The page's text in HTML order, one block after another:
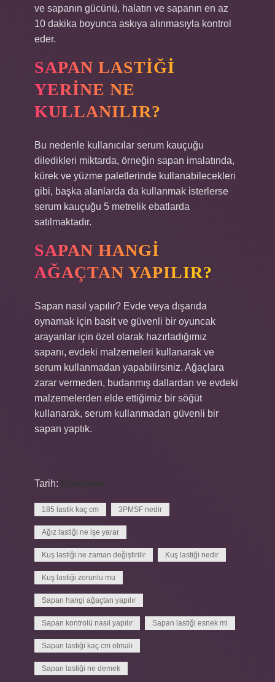
ve sapanın gücünü, halatın ve sapanın en az
10 dakika boyunca askıya alınmasıyla kontrol
eder.
SAPAN LASTIĞI
YERINE NE
KULLANILIR?
Bu nedenle kullanıcılar serum kauçuğu
diledikleri miktarda, örneğin sapan imalatında,
kürek ve yüzme paletlerinde kullanabilecekleri
gibi, başka alanlarda da kullanmak isterlerse
serum kauçuğu 5 metrelik ebatlarda
satılmaktadır.
SAPAN HANGI
AĞAÇTAN YAPILIR?
Sapan nasıl yapılır? Evde veya dışarıda
oynamak için basit ve güvenli bir oyuncak
arayanlar için özel olarak hazırladığımız
sapanı, evdeki malzemeleri kullanarak ve
serum kullanmadan yapabilirsiniz. Ağaçlara
zarar vermeden, budanmış dallardan ve evdeki
malzemelerden elde ettiğimiz bir söğüt
kullanarak, serum kullanmadan güvenli bir
sapan yaptık.
Tarih:
185 lastik kaç cm 3PMSF nedir
Ağız lastiği ne işe yarar
Kuş lastiği ne zaman değiştirilir Kuş lastiği nedir
Kuş lastiği zorunlu mu
Sapan hangi ağaçtan yapılır
Sapan kontrolü nasıl yapılır Sapan lastiği esnek mi
Sapan lastiği kaç cm olmalı
Sapan lastiği ne demek